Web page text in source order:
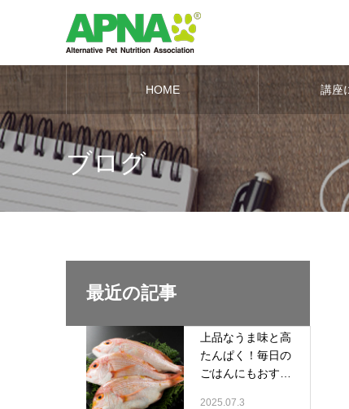
HOME 講座
ブログ
最近の記事
上品なうま味と高
たんぱく！毎日の
ごはんにもおすす
2025.07.3